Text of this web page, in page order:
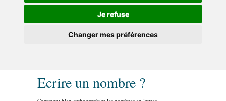
Je refuse
Changer mes préférences
Ecrire un nombre ?